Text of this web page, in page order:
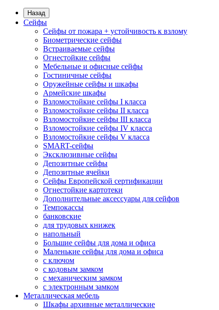
Назад
Сейфы
Сейфы от пожара + устойчивость к взлому
Биометрические сейфы
Встраиваемые сейфы
Огнестойкие сейфы
Мебельные и офисные сейфы
Гостиничные сейфы
Оружейные сейфы и шкафы
Армейские шкафы
Взломостойкие сейфы I класса
Взломостойкие сейфы II класса
Взломостойкие сейфы III класса
Взломостойкие сейфы IV класса
Взломостойкие сейфы V класса
SMART-сейфы
Эксклюзивные сейфы
Депозитные сейфы
Депозитные ячейки
Сейфы Европейской сертификации
Огнестойкие картотеки
Дополнительные аксессуары для сейфов
Темпокассы
банковские
для трудовых книжек
напольный
Большие сейфы для дома и офиса
Маленькие сейфы для дома и офиса
с ключом
с кодовым замком
с механическим замком
с электронным замком
Металлическая мебель
Шкафы архивные металлические